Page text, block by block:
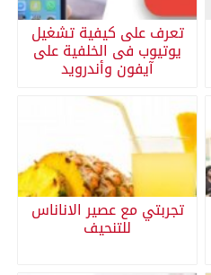
تعرف على كيفية تشغيل
يوتيوب فى الخلفية على
آيفون وأندرويد
تجربتي مع عصير الاناناس
للتنحيف